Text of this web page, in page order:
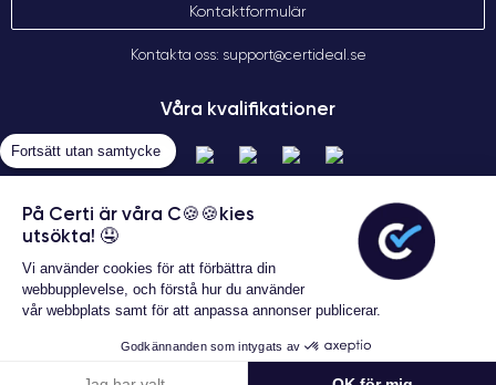
Garanterat 24 månader
Lägg i varukorgen
Kontaktformulär
Kontakta oss: support@certideal.se
Våra kvalifikationer
Allmänna försäljningsvillkor
förbehållna
Fortsätt utan samtycke
På Certi är våra C🍪🍪kies
utsökta! 🤤
Vi använder cookies för att förbättra din
webbupplevelse, och förstå hur du använder
vår webbplats samt för att anpassa annonser publicerar.
Godkännanden som intygats av